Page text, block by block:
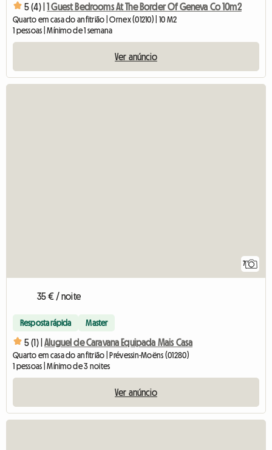
5 (4) | 1 Guest Bedrooms At The Border Of Geneva Co 10m2
Quarto em casa do anfitrião | Ornex (01210) | 10 M2
1 pessoas | Mínimo de 1 semana
Ver anúncio
7
35 € / noite
Resposta rápida Master
5 (1) | Aluguel de Caravana Equipada Mais Casa
Quarto em casa do anfitrião | Prévessin-Moëns (01280)
1 pessoas | Mínimo de 3 noites
Ver anúncio